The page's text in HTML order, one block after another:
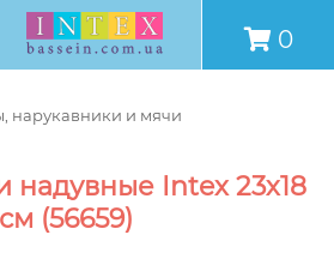
0
нарукавники и мячи
надувные Intex 23х18
см (56659)